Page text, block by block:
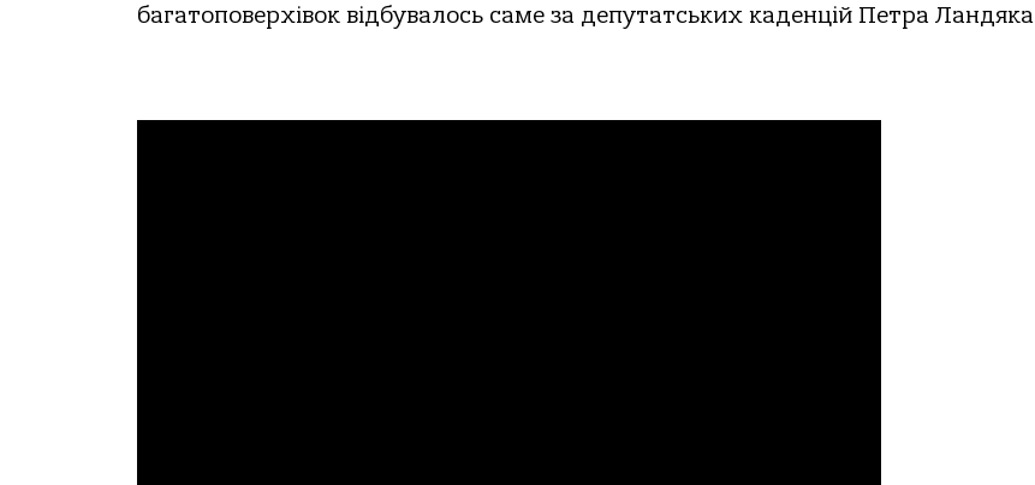
багатоповерхівок відбувалось саме за депутатських каденцій Петра Ландяка